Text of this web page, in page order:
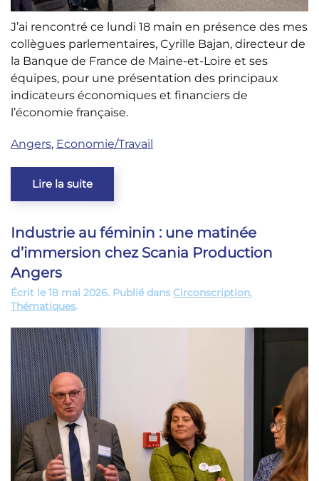
J’ai rencontré ce lundi 18 main en présence des mes
collègues parlementaires, Cyrille Bajan, directeur de
la Banque de France de Maine-et-Loire et ses
équipes, pour une présentation des principaux
indicateurs économiques et financiers de
l’économie française.
Angers, Economie/Travail
Lire la suite
Industrie au féminin : une matinée
d’immersion chez Scania Production
Angers
Écrit le18 mai 2026. Publié dans Circonscription,
Thématiques.